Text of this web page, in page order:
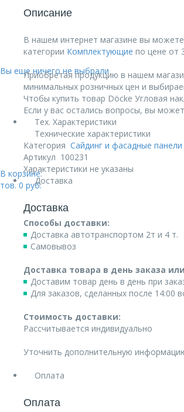
Вы еще ничего не выбрали
В корзине:
тов. 0 руб.
Описание
В нашем интернет магазине вы
категории Комплектующие по цене от
Приобретая продукцию в нашем
минимальных розничных цен и
Чтобы купить товар Döcke Угловая
Если у вас остались вопросы, вы
Тех. Характеристики
Технические характеристики
Категория Сайдинг и фасадные панели
Артикул 100231
Характеристики не указаны
Доставка
Доставка
Способы доставки:
Доставка автотранспортом 2т и 4 т.
Самовывоз
Доставка товара в день заказа
Доставим товар день в день при
Для заказов, сделанных после 14:00
Стоимость доставки:
Рассчитывается индивидуально
Уточнить дополнительную
Оплата
Оплата